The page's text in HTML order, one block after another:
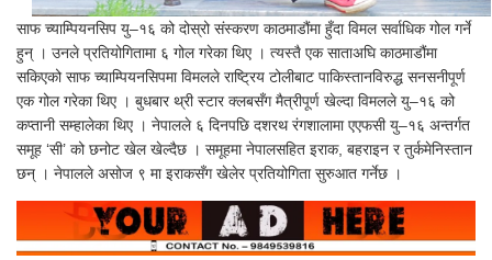
साफ च्याम्पियनसिप यु–१६ को दोस्रो संस्करण काठमाडौंमा हुँदा विमल सर्वाधिक गोल गर्ने
हुन् । उनले प्रतियोगितामा ६ गोल गरेका थिए । त्यस्तै एक साताअघि काठमाडौंमा
सकिएको साफ च्याम्पियनसिपमा विमलले राष्ट्रिय टोलीबाट पाकिस्तानविरुद्ध सनसनीपूर्ण
एक गोल गरेका थिए । बुधबार थ्री स्टार क्लबसँग मैत्रीपूर्ण खेल्दा विमलले यु–१६ को
कप्तानी सम्हालेका थिए । नेपालले ६ दिनपछि दशरथ रंगशालामा एएफसी यु–१६ अन्तर्गत
समूह ‘सी’ को छनोट खेल खेल्दैछ । समूहमा नेपालसहित इराक, बहराइन र तुर्कमेनिस्तान
छन् । नेपालले असोज ९ मा इराकसँग खेलेर प्रतियोगिता सुरुआत गर्नेछ ।